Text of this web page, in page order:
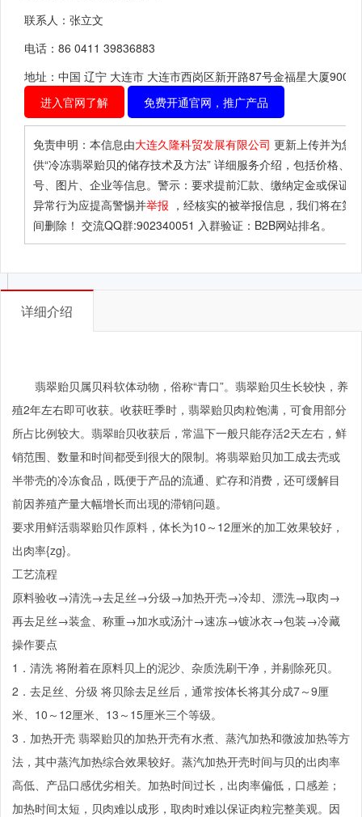
联系人：张立文
电话：86 0411 39836883
地址：中国 辽宁 大连市 大连市西岗区新开路87号金福星大厦9002
进入官网了解
免费开通官网，推广产品
免责申明：本信息由大连久隆科贸发展有限公司 更新上传并为您
供“冷冻翡翠贻贝的储存技术及方法” 详细服务介绍，包括价格、型
号、图片、企业等信息。警示：要求提前汇款、缴纳定金或保证
异常行为应提高警惕并举报 ，经核实的被举报信息，我们将在第
间删除！ 交流QQ群:902340051 入群验证：B2B网站排名。
详细介绍
翡翠贻贝属贝科软体动物，俗称“青口”。翡翠贻贝生长较快，养
殖2年左右即可收获。收获旺季时，翡翠贻贝肉粒饱满，可食用部分
所占比例较大。翡翠眙贝收获后，常温下一般只能存活2天左右，鲜
销范围、数量和时间都受到很大的限制。将翡翠贻贝加工成去壳或
半带壳的冷冻食品，既便于产品的流通、贮存和消费，还可缓解目
前因养殖产量大幅增长而出现的滞销问题。
要求用鲜活翡翠贻贝作原料，体长为10～12厘米的加工效果较好，
出肉率{zg}。
工艺流程
原料验收→清洗→去足丝→分级→加热开壳→冷却、漂洗→取肉→
再去足丝→装盒、称重→加水或汤汁→速冻→镀冰衣→包装→冷藏
操作要点
1．清洗 将附着在原料贝上的泥沙、杂质洗刷干净，并剔除死贝。
2．去足丝、分级 将贝除去足丝后，通常按体长将其分成7～9厘
米、10～12厘米、13～15厘米三个等级。
3．加热开壳 翡翠贻贝的加热开壳有水煮、蒸汽加热和微波加热等方
法，其中蒸汽加热综合效果较好。蒸汽加热开壳时间与贝的出肉率
高低、产品口感优劣相关。加热时间过长，出肉率偏低，口感差；
加热时间太短，贝肉难以成形，取肉时难以保证肉粒完整美观。因